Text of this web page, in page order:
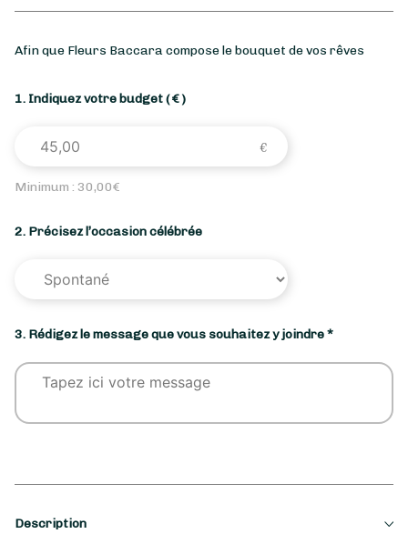
Afin que Fleurs Baccara compose le bouquet de vos rêves
1. Indiquez votre budget( € )
Minimum : 30,00€
2. Précisez l’occasion célébrée
3. Rédigez le message que vous souhaitez y joindre *
Description